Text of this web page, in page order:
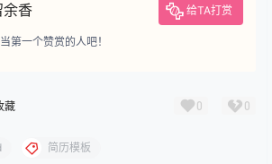
余香 给TA打赏
第一个赞赏的人吧！
藏 0 0
简历模板